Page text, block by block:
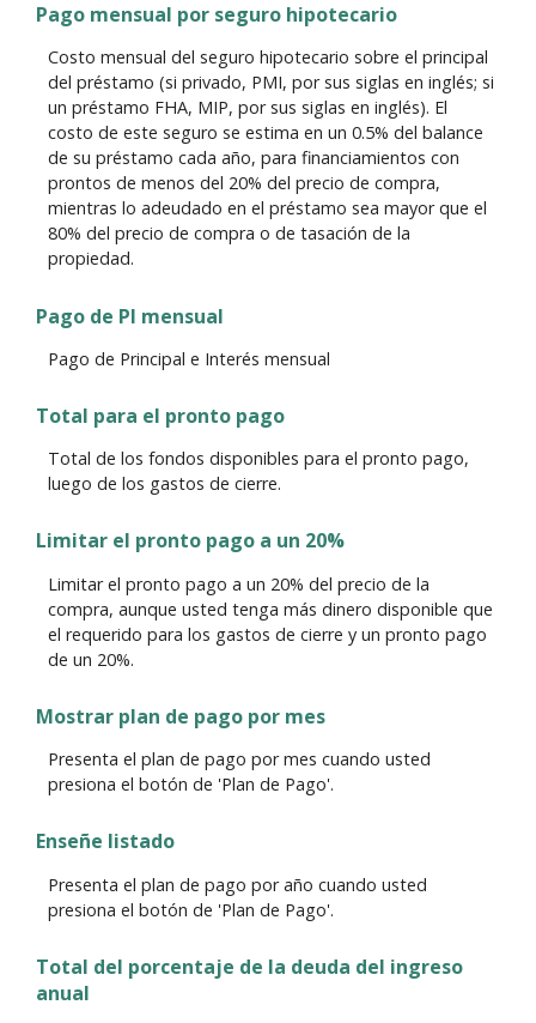
Pago mensual por seguro hipotecario
Costo mensual del seguro hipotecario sobre el principal
del préstamo (si privado, PMI, por sus siglas en inglés; si
un préstamo FHA, MIP, por sus siglas en inglés). El
costo de este seguro se estima en un 0.5% del balance
de su préstamo cada año, para financiamientos con
prontos de menos del 20% del precio de compra,
mientras lo adeudado en el préstamo sea mayor que el
80% del precio de compra o de tasación de la
propiedad.
Pago de PI mensual
Pago de Principal e Interés mensual
Total para el pronto pago
Total de los fondos disponibles para el pronto pago,
luego de los gastos de cierre.
Limitar el pronto pago a un 20%
Limitar el pronto pago a un 20% del precio de la
compra, aunque usted tenga más dinero disponible que
el requerido para los gastos de cierre y un pronto pago
de un 20%.
Mostrar plan de pago por mes
Presenta el plan de pago por mes cuando usted
presiona el botón de 'Plan de Pago'.
Enseñe listado
Presenta el plan de pago por año cuando usted
presiona el botón de 'Plan de Pago'.
Total del porcentaje de la deuda del ingreso
anual